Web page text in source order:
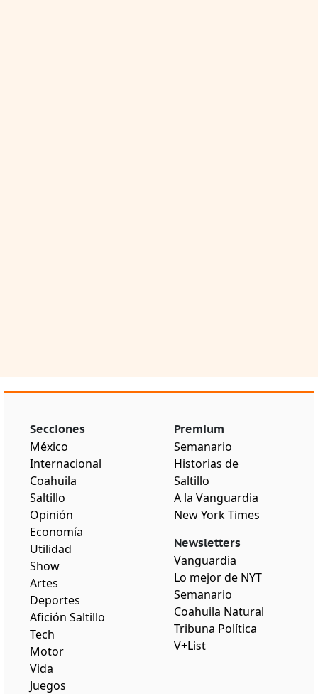
Secciones
México
Internacional
Coahuila
Saltillo
Opinión
Economía
Utilidad
Show
Artes
Deportes
Afición Saltillo
Tech
Motor
Vida
Juegos
Premium
Semanario
Historias de
Saltillo
A la Vanguardia
New York Times
Newsletters
Vanguardia
Lo mejor de NYT
Semanario
Coahuila Natural
Tribuna Política
V+List